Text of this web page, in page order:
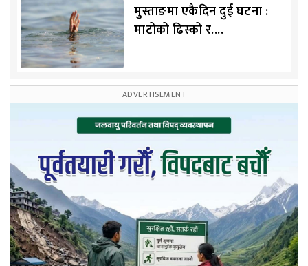
मुस्ताङमा एकैदिन दुई घटना :
माटोको ढिस्को र....